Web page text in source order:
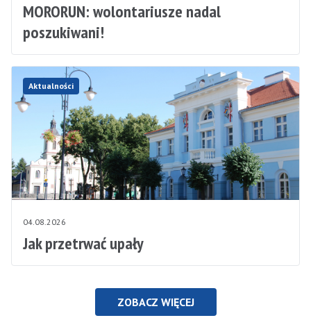
MORORUN: wolontariusze nadal
poszukiwani!
Aktualności
04.08.2026
Jak przetrwać upały
ZOBACZ WIĘCEJ